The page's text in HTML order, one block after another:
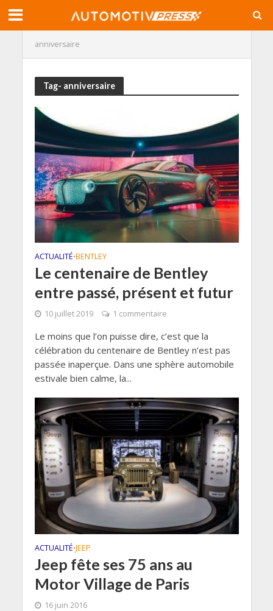
anniversaire
Tag- anniversaire
ACTUALITÉ•BENTLEY
Le centenaire de Bentley
entre passé, présent et futur
10 juillet 2019 1 commentaire
Le moins que l’on puisse dire, c’est que la
célébration du centenaire de Bentley n’est pas
passée inaperçue. Dans une sphère automobile
estivale bien calme, la...
ACTUALITÉ•JEEP
Jeep fête ses 75 ans au
Motor Village de Paris
16 juin 2016